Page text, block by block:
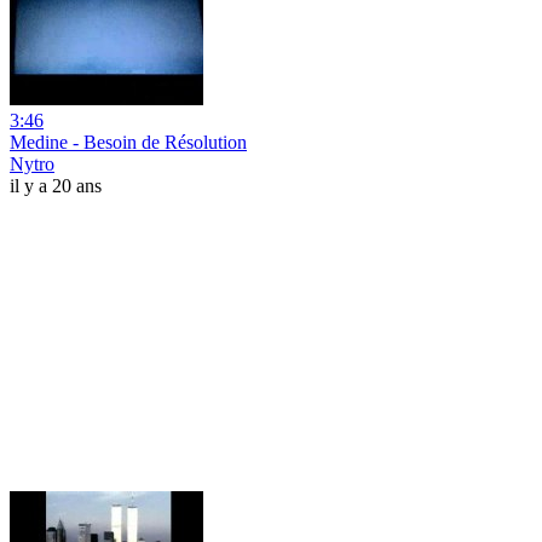
3:46
Medine - Besoin de Résolution
Nytro
il y a 20 ans